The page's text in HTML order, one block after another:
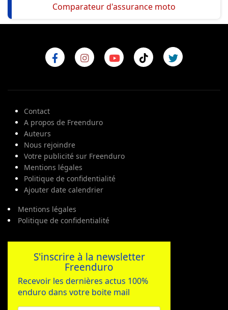
Comparateur d'assurance moto
Contact
A propos de Freenduro
Auteurs
Nous rejoindre
Votre publicité sur Freenduro
Mentions légales
Politique de confidentialité
Ajouter date calendrier
Mentions légales
Politique de confidentialité
S'inscrire à la newsletter
Freenduro
Recevoir les dernières actus 100%
enduro dans votre boite mail